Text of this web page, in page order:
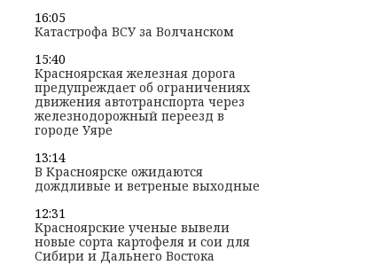
16:05
Катастрофа ВСУ за Волчанском
15:40
Красноярская железная дорога
предупреждает об ограничениях
движения автотранспорта через
железнодорожный переезд в
городе Уяре
13:14
В Красноярске ожидаются
дождливые и ветреные выходные
12:31
Красноярские ученые вывели
новые сорта картофеля и сои для
Сибири и Дальнего Востока